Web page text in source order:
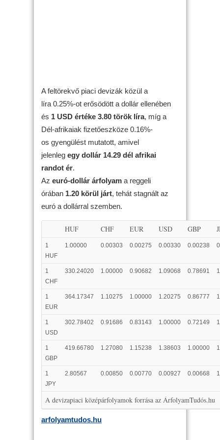
A feltörekvő piaci devizák közül a
líra 0.25%-ot erősödött a dollár ellenében
és 1 USD értéke 3.80 török líra, míg a
Dél-afrikaiak fizetőeszköze 0.16%-
os gyengülést mutatott, amivel
jelenleg egy dollár 14.29 dél afrikai
randot ér.
Az euró-dollár árfolyam a reggeli
órában 1.20 körül járt, tehát stagnált az
euró a dollárral szemben.
HUF CHF EUR USD GBP
1
HUF
1.00000 0.00303 0.00275 0.00330 0.00238
1
CHF
330.24020 1.00000 0.90682 1.09068 0.78691
1
EUR
364.17347 1.10275 1.00000 1.20275 0.86777
1
USD
302.78402 0.91686 0.83143 1.00000 0.72149
1
GBP
419.66780 1.27080 1.15238 1.38603 1.00000
1
JPY
2.80567 0.00850 0.00770 0.00927 0.00668
A devizapiaci középárfolyamok forrása az ÁrfolyamTudós.hu
arfolyamtudos.hu